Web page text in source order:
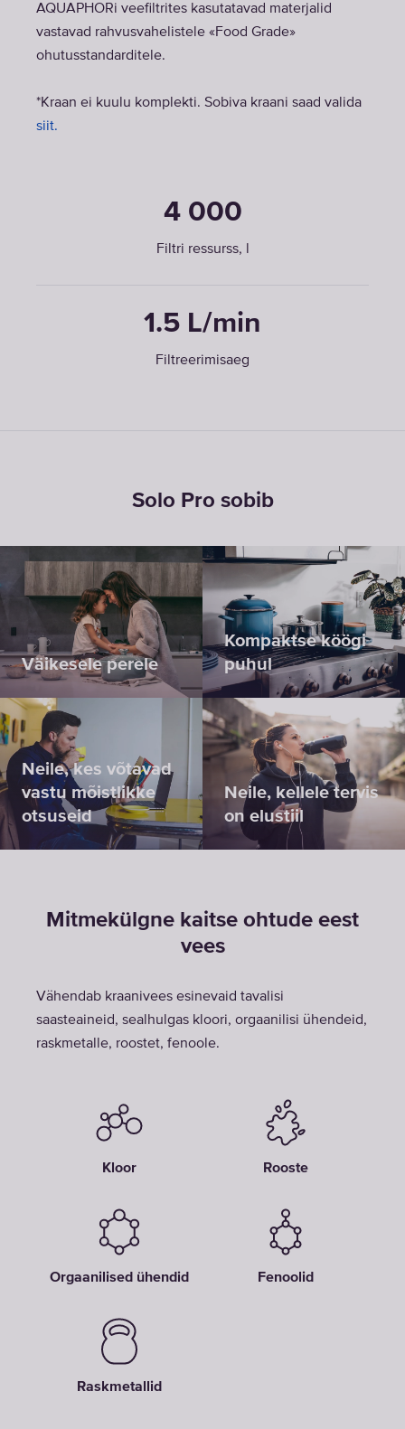
AQUAPHORi veefiltrites kasutatavad materjalid
vastavad rahvusvahelistele «Food Grade»
ohutusstandarditele.
*Kraan ei kuulu komplekti. Sobiva kraani saad valida
siit.
4 000
Filtri ressurss, l
1.5 L/min
Filtreerimisaeg
Solo Pro sobib
Väikesele perele
Kompaktse köögi
puhul
Neile, kes võtavad
vastu mõistlikke
otsuseid
Neile, kellele tervis
on elustiil
Mitmekülgne kaitse ohtude eest
vees
Vähendab kraanivees esinevaid tavalisi
saasteaineid, sealhulgas kloori, orgaanilisi ühendeid,
raskmetalle, roostet, fenoole.
Kloor Rooste
Orgaanilised ühendid Fenoolid
Raskmetallid